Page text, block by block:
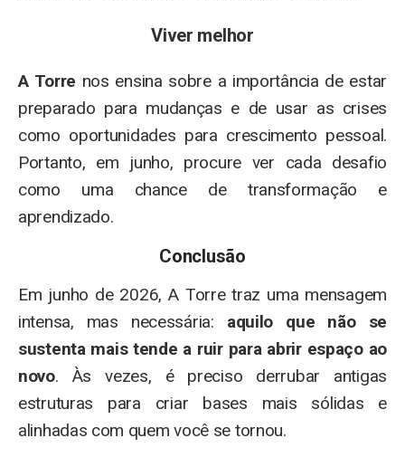
Viver melhor
A Torre nos ensina sobre a importância de estar
preparado para mudanças e de usar as crises
como oportunidades para crescimento pessoal.
Portanto, em junho, procure ver cada desafio
como uma chance de transformação e
aprendizado.
Conclusão
Em junho de 2026, A Torre traz uma mensagem
intensa, mas necessária: aquilo que não se
sustenta mais tende a ruir para abrir espaço ao
novo. Às vezes, é preciso derrubar antigas
estruturas para criar bases mais sólidas e
alinhadas com quem você se tornou.